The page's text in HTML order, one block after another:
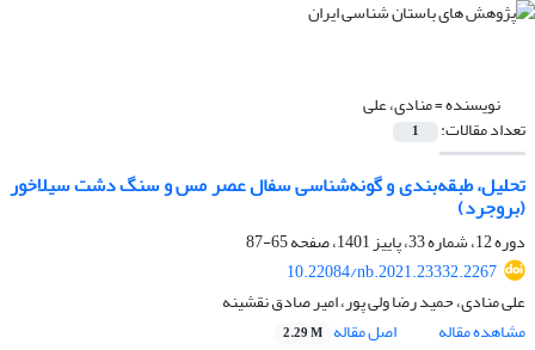
نویسنده =منادی، علی
تعداد مقالات: 1
تحلیل، طبقه‌بندی و گونه‌شناسی سفال عصر مس و سنگ دشت سیلاخور
(بروجرد)
دوره 12، شماره 33، پاییز 1401، صفحه
65-87
10.22084/nb.2021.23332.2267
علی منادی، حمید رضا ولی پور، امیر صادق نقشینه
مشاهده مقاله
اصل مقاله 2.29 M